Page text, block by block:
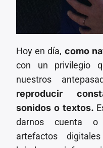
Hoy en día, como
con un privilegio
nuestros
reproducir
sonidos o textos.
darnos cuenta o
artefactos